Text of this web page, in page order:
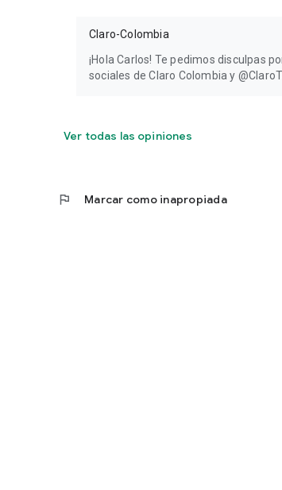
Claro-Colombia
¡Hola Carlos! Te pedimos disculpas
sociales de Claro Colombia y
Ver todas las opiniones
flag Marcar como inapropiada